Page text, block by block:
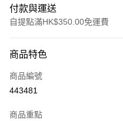
付款與運送
自提點滿HK$350.00免運費
信用卡
Apple Pay
商品特色
商品編號
443481
商品重點